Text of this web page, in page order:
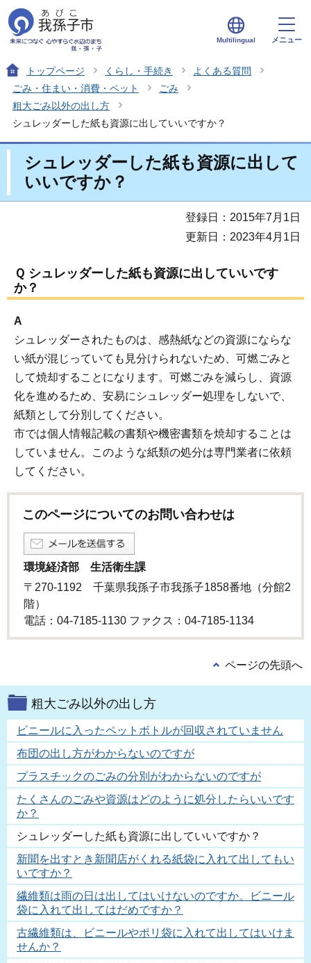
Multilingual メニュー
トップページ くらし・手続き
よくある質問
ごみ・住まい・消費・ペット
ごみ
粗大ごみ以外の出し方
シュレッダーした紙も資源に出していいですか？
シュレッダーした紙も資源に出して
いいですか？
登録日：2015年7月1日
更新日：2023年4月1日
Ｑ シュレッダーした紙も資源に出していいです
か？
A
シュレッダーされたものは、感熱紙などの資源にならな
い紙が混じっていても見分けられないため、可燃ごみと
して焼却することになります。可燃ごみを減らし、資源
化を進めるため、安易にシュレッダー処理をしないで、
紙類として分別してください。
市では個人情報記載の書類や機密書類を焼却することは
していません。このような紙類の処分は専門業者に依頼
してください。
このページについてのお問い合わせは
環境経済部 生活衛生課
〒270-1192 千葉県我孫子市我孫子1858番地（分館2
階）
電話：04-7185-1130 ファクス：04-7185-1134
ページの先頭へ
粗大ごみ以外の出し方
ビニールに入ったペットボトルが回収されていません
布団の出し方がわからないのですが
プラスチックのごみの分別がわからないのですが
たくさんのごみや資源はどのように処分したらいいです
か？
シュレッダーした紙も資源に出していいですか？
新聞を出すとき新聞店がくれる紙袋に入れて出してもい
いですか？
繊維類は雨の日は出してはいけないのですか。ビニール
袋に入れて出してはだめですか？
古繊維類は、ビニールやポリ袋に入れて出してはいけま
せんか？